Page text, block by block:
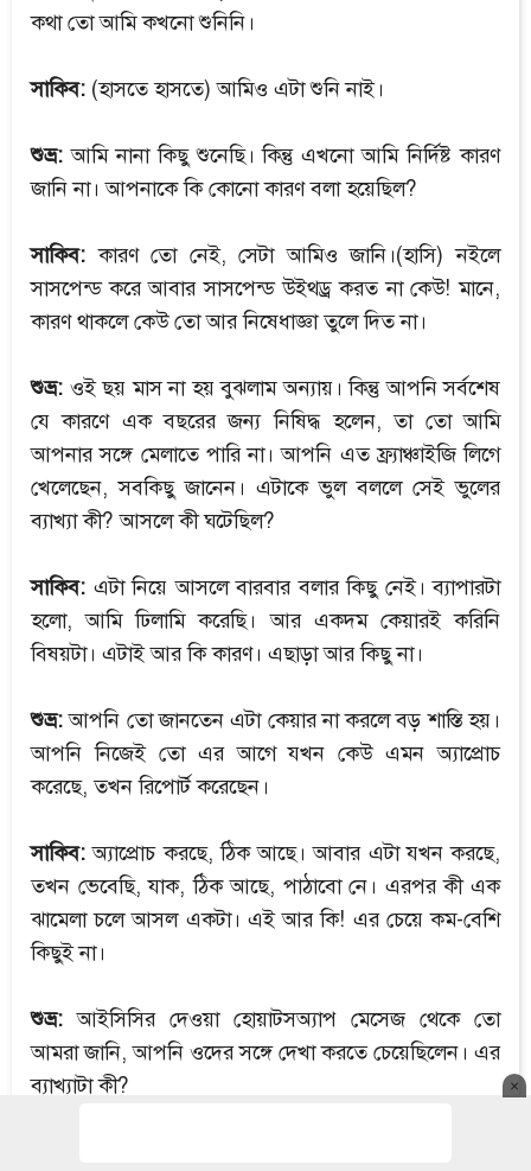
কথা তো আমি কখনো শুনিনি।
সাকিব: (হাসতে হাসতে) আমিও এটা শুনি নাই।
শুভ্র:আমি নানা কিছু শুনেছি। কিন্তু এখনো আমি নির্দিষ্ট কারণ
জানি না। আপনাকে কি কোনো কারণ বলা হয়েছিল?
সাকিব: কারণ তো নেই, সেটা আমিও জানি।(হাসি) নইলে
সাসপেন্ড করে আবার সাসপেন্ড উইথড্র করত না কেউ! মানে,
কারণ থাকলে কেউ তো আর নিষেধাজ্ঞা তুলে দিত না।
শুভ্র: ওই ছয় মাস না হয় বুঝলাম অন্যায়। কিন্তু আপনি সর্বশেষ
যে কারণে এক বছরের জন্য নিষিদ্ধ হলেন, তা তো আমি
আপনার সঙ্গে মেলাতে পারি না। আপনি এত ফ্র্যাঞ্চাইজি লিগে
খেলেছেন, সবকিছু জানেন। এটাকে ভুল বললে সেই ভুলের
ব্যাখ্যা কী? আসলে কী ঘটেছিল?
সাকিব: এটা নিয়ে আসলে বারবার বলার কিছু নেই। ব্যাপারটা
হলো, আমি ঢিলামি করেছি। আর একদম কেয়ারই করিনি
বিষয়টা। এটাই আর কি কারণ। এছাড়া আর কিছু না।
শুভ্র:আপনি তো জানতেন এটা কেয়ার না করলে বড় শাস্তি হয়।
আপনি নিজেই তো এর আগে যখন কেউ এমন অ্যাপ্রোচ
করেছে, তখন রিপোর্ট করেছেন।
সাকিব: অ্যাপ্রোচ করছে, ঠিক আছে। আবার এটা যখন করছে,
তখন ভেবেছি, যাক, ঠিক আছে, পাঠাবো নে। এরপর কী এক
ঝামেলা চলে আসল একটা। এই আর কি! এর চেয়ে কম-বেশি
কিছুই না।
শুভ্র:আইসিসির দেওয়া হোয়াটসঅ্যাপ মেসেজ থেকে তো
আমরা জানি, আপনি ওদের সঙ্গে দেখা করতে চেয়েছিলেন। এর
ব্যাখ্যাটা কী?
×